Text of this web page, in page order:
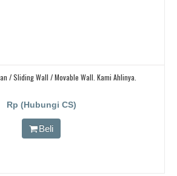
/ Sliding Wall / Movable Wall. Kami Ahlinya.
Rp (Hubungi CS)
Beli